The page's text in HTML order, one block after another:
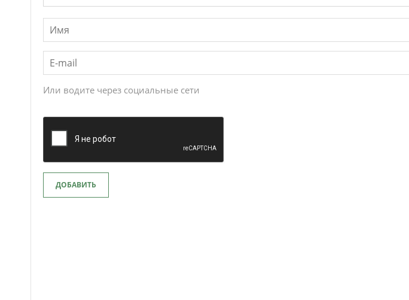
Или водите через социальные сети
ДОБАВИТЬ